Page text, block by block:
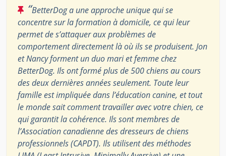
“BetterDog a une approche unique qui se
concentre sur la formation à domicile, ce qui leur
permet de s’attaquer aux problèmes de
comportement directement là où ils se produisent. Jon
et Nancy forment un duo mari et femme chez
BetterDog. Ils ont formé plus de 500 chiens au cours
des deux dernières années seulement. Toute leur
famille est impliquée dans l’éducation canine, et tout
le monde sait comment travailler avec votre chien, ce
qui garantit la cohérence. Ils sont membres de
l’Association canadienne des dresseurs de chiens
professionnels (CAPDT). Ils utilisent des méthodes